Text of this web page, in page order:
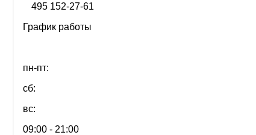
495 152-27-61
График работы
пн-пт:
сб:
вс:
09:00 - 21:00